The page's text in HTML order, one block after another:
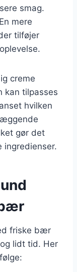
smag.
mere
tilføjer
creme
kan tilpasses
hvilken
gør det
ingredienser.
friske bær
lidt tid. Her